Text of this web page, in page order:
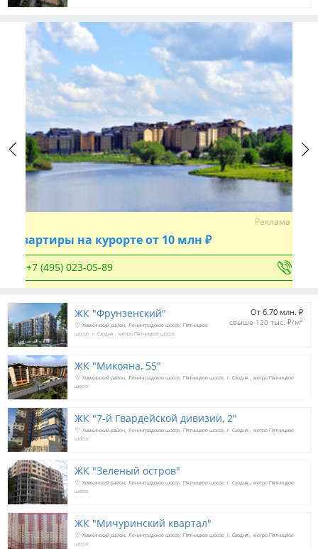
Previous
Реклама
Квартиры на курорте от 10 млн ₽
+7 (495) 023-05-89
ЖК "Фрунзенский" От 6.70 млн. ₽
свыше 120 тыс. ₽/м2
Химкинский район Ленинградское шоссе Пятницкое
шоссе г. Сходня метро Пятницкое шоссе
ЖК "Микояна, 55"
Химкинский район Ленинградское шоссе Пятницкое шоссе г. Сходня
метро Пятницкое
шоссе
ЖК "7-й Гвардейской дивизии, 2"
Химкинский район Ленинградское шоссе Пятницкое шоссе г. Сходня
метро Пятницкое
шоссе
ЖК "Зеленый остров"
Химкинский район Ленинградское шоссе Пятницкое шоссе г. Сходня
метро Пятницкое
шоссе
ЖК "Мичуринский квартал"
Химкинский район Ленинградское шоссе Пятницкое шоссе г. Сходня
метро Пятницкое
шоссе